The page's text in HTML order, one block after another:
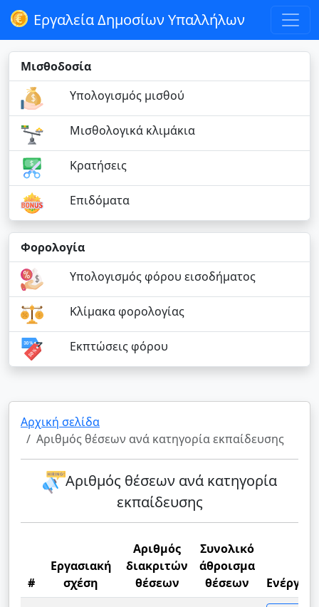
Εργαλεία Δημοσίων Υπαλλήλων
Μισθοδοσία
Υπολογισμός μισθού
Μισθολογικά κλιμάκια
Κρατήσεις
Επιδόματα
Φορολογία
Υπολογισμός φόρου εισοδήματος
Κλίμακα φορολογίας
Εκπτώσεις φόρου
Αρχική σελίδα
Αριθμός θέσεων ανά κατηγορία εκπαίδευσης
Αριθμός θέσεων ανά κατηγορία
εκπαίδευσης
#
Εργασιακή
σχέση
Αριθμός
διακριτών
θέσεων
Συνολικό
άθροισμα
θέσεων